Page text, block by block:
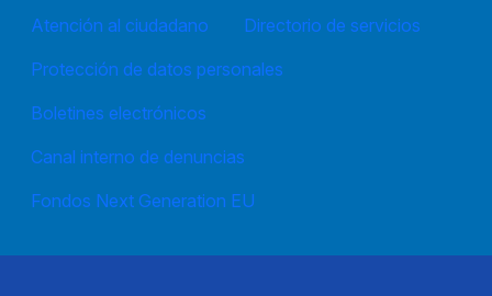
Atención al ciudadano
Directorio de servicios
Protección de datos personales
Boletines electrónicos
Canal interno de denuncias
Fondos Next Generation EU